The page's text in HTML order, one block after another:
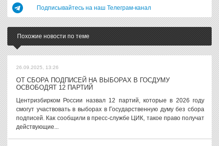
Подписывайтесь на наш Телеграм-канал
Похожие новости по теме
26.09.2025, 13:26
ОТ СБОРА ПОДПИСЕЙ НА ВЫБОРАХ В ГОСДУМУ
ОСВОБОДЯТ 12 ПАРТИЙ
Центризбирком России назвал 12 партий, которые в 2026 году
смогут участвовать в выборах в Государственную думу без сбора
подписей. Как сообщили в пресс-службе ЦИК, такое право получат
действующие...